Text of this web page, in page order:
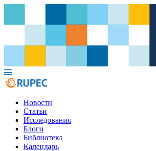
Новости
Статьи
Исследования
Блоги
Библиотека
Календарь